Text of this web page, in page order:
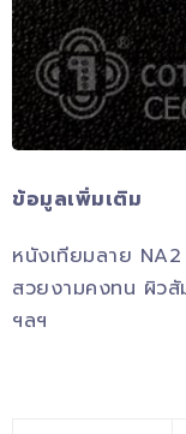
ข้อมูลเพิ่มเติม
หนังเทียมลาย
สวยงามคงทน ผิวสั
ฯลฯ